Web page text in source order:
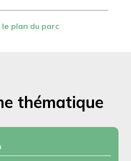
plan du parc
thématique